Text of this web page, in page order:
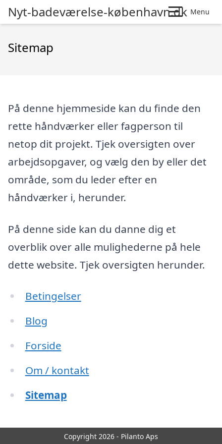
Nyt-badeværelse-københavn.dk Menu
Sitemap
På denne hjemmeside kan du finde den
rette håndværker eller fagperson til
netop dit projekt. Tjek oversigten over
arbejdsopgaver, og vælg den by eller det
område, som du leder efter en
håndværker i, herunder.
På denne side kan du danne dig et
overblik over alle mulighederne på hele
dette website. Tjek oversigten herunder.
Betingelser
Blog
Forside
Om / kontakt
Sitemap
Copyright 2026 - Pilanto Aps